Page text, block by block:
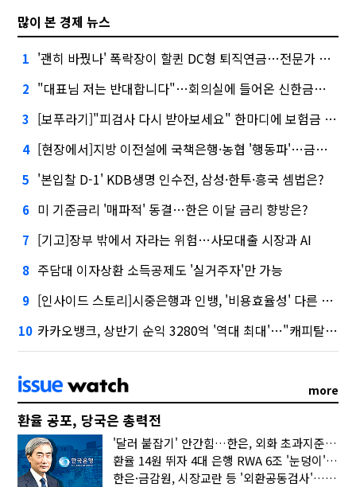
많이 본 경제 뉴스
1 '괜히 바꿨나' 폭락장이 할퀸 DC형 퇴직연금…전문가 조언은
2 "대표님 저는 반대합니다"…회의실에 들어온 신한금융 AI
3 [보푸라기]"피검사 다시 받아보세요" 한마디에 보험금 못 받을 뻔?
4 [현장에서]지방 이전설에 국책은행·농협 '행동파'…금감원 '신중모드'
5 '본입찰 D-1' KDB생명 인수전, 삼성·한투·흥국 셈법은?
6 미 기준금리 '매파적' 동결…한은 이달 금리 향방은?
7 [기고]장부 밖에서 자라는 위험…사모대출 시장과 AI
8 주담대 이자상환 소득공제도 '실거주자'만 가능
9 [인사이드 스토리]시중은행과 인뱅, '비용효율성' 다른 잣대 왜?
10 카카오뱅크, 상반기 순익 3280억 '역대 최대'…"캐피탈, 자산 1조원 이상"
more
환율 공포, 당국은 총력전
'달러 붙잡기' 안간힘…한은, 외화 초과지준에 이자 6개월 더
환율 14원 뛰자 4대 은행 RWA 6조 '눈덩이'…2배 뛴 2분기는?
한은·금감원, 시장교란 등 '외환공동검사'…환율 급등 전방위 대응